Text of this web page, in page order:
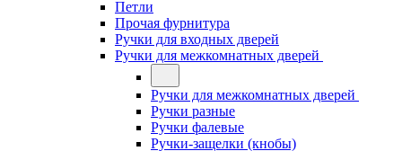
Петли
Прочая фурнитура
Ручки для входных дверей
Ручки для межкомнатных дверей
Ручки для межкомнатных дверей
Ручки разные
Ручки фалевые
Ручки-защелки (кнобы)